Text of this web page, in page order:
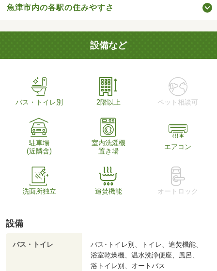
魚津市内の各駅の住みやすさ
設備など
バス・トイレ別 2階以上 ペット相談可
駐車場
(近隣含)
室内洗濯機
置き場
エアコン
洗面所独立 追焚機能 オートロック
設備
バス・トイレ
バス･トイレ別、トイレ、追焚機能、
浴室乾燥機、温水洗浄便座、風呂、
浴トイレ別、オートバス